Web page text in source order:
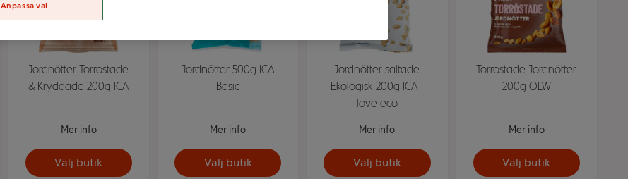
Jordnötter Torrostade
& Kryddade 200g ICA
Mer info
Välj butik
Jordnötter 500g ICA
Basic
Mer info
Välj butik
Jordnötter saltade
Ekologisk 200g ICA I
love eco
Mer info
Välj butik
Torrostade Jordnötter
200g OLW
Mer info
Välj butik
Anpassa val